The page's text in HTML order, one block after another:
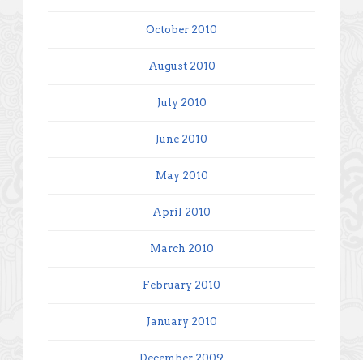
October 2010
August 2010
July 2010
June 2010
May 2010
April 2010
March 2010
February 2010
January 2010